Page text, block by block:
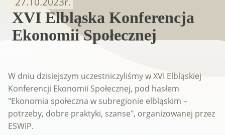
XVI Elbląska Konferencja
Ekonomii Społecznej
W dniu dzisiejszym uczestniczyliśmy w XVI Elbląskiej
Konferencji Ekonomii Społecznej, pod hasłem
"Ekonomia społeczna w subregionie elbląskim –
potrzeby, dobre praktyki, szanse", organizowanej przez
ESWIP.